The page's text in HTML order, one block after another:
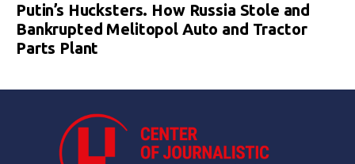
Putin’s Hucksters. How Russia Stole and
Bankrupted Melitopol Auto and Tractor
Parts Plant